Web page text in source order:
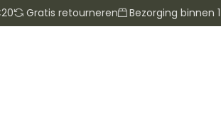
Gratis retourneren Bezorging binnen